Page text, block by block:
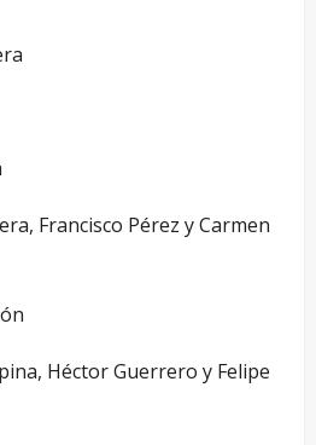
Francisco Pérez y Carmen
Héctor Guerrero y Felipe